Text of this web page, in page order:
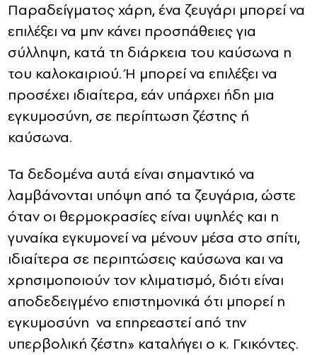
Παραδείγματος χάρη, ένα ζευγάρι μπορεί να
επιλέξει να μην κάνει προσπάθειες για
σύλληψη, κατά τη διάρκεια του καύσωνα η
του καλοκαιριού. Ή μπορεί να επιλέξει να
προσέχει ιδιαίτερα, εάν υπάρχει ήδη μια
εγκυμοσύνη, σε περίπτωση ζέστης ή
καύσωνα.
Τα δεδομένα αυτά είναι σημαντικό να
λαμβάνονται υπόψη από τα ζευγάρια, ώστε
όταν οι θερμοκρασίες είναι υψηλές και η
γυναίκα εγκυμονεί να μένουν μέσα στο σπίτι,
ιδιαίτερα σε περιπτώσεις καύσωνα και να
χρησιμοποιούν τον κλιματισμό, διότι είναι
αποδεδειγμένο επιστημονικά ότι μπορεί η
εγκυμοσύνη να επηρεαστεί από την
υπερβολική ζέστη» καταλήγει ο κ. Γκικόντες.